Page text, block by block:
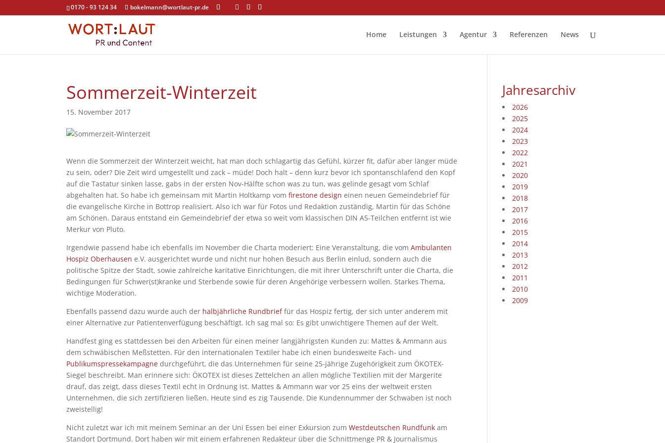
0170 - 93 124 34 bokelmann@wortlaut-pr.de
Home Leistungen Agentur Referenzen News
Sommerzeit-Winterzeit
15. November 2017
Wenn die Sommerzeit der Winterzeit weicht, hat man doch schlagartig das Gefühl, kürzer fit, dafür aber länger müde
zu sein, oder? Die Zeit wird umgestellt und zack – müde! Doch halt – denn kurz bevor ich spontanschlafend den Kopf
auf die Tastatur sinken lasse, gabs in der ersten Nov-Hälfte schon was zu tun, was gelinde gesagt vom Schlaf
abgehalten hat. So habe ich gemeinsam mit Martin Holtkamp vomfirestone design einen neuen Gemeindebrief für
die evangelische Kirche in Bottrop realisiert. Also ich war für Fotos und Redaktion zuständig, Martin für das Schöne
am Schönen. Daraus entstand ein Gemeindebrief der etwa so weit vom klassischen DIN A5-Teilchen entfernt ist wie
Merkur von Pluto.
Irgendwie passend habe ich ebenfalls im November die Charta moderiert: Eine Veranstaltung, die vomAmbulanten
Hospiz Oberhausen e.V. ausgerichtet wurde und nicht nur hohen Besuch aus Berlin einlud, sondern auch die
politische Spitze der Stadt, sowie zahlreiche karitative Einrichtungen, die mit ihrer Unterschrift unter die Charta, die
Bedingungen für Schwer(st)kranke und Sterbende sowie für deren Angehörige verbessern wollen. Starkes Thema,
wichtige Moderation.
Ebenfalls passend dazu wurde auch der halbjährliche Rundbrieffür das Hospiz fertig, der sich unter anderem mit
einer Alternative zur Patientenverfügung beschäftigt. Ich sag mal so: Es gibt unwichtigere Themen auf der Welt.
Handfest ging es stattdessen bei den Arbeiten für einen meiner langjährigsten Kunden zu: Mattes & Ammann aus
dem schwäbischen Meßstetten. Für den internationalen Textiler habe ich einen bundesweite Fach- und
Publikumspressekampagne durchgeführt, die das Unternehmen für seine 25-jährige Zugehörigkeit zum ÖKOTEX-
Siegel beschreibt. Man erinnere sich: ÖKOTEX ist dieses Zettelchen an allen mögliche Textilien mit der Margerite
drauf, das zeigt, dass dieses Textil echt in Ordnung ist. Mattes & Ammann war vor 25 eins der weltweit ersten
Unternehmen, die sich zertifizieren ließen. Heute sind es zig Tausende. Die Kundennummer der Schwaben ist noch
zweistellig!
Nicht zuletzt war ich mit meinem Seminar an der Uni Essen bei einer Exkursion zumWestdeutschen Rundfunk am
Standort Dortmund. Dort haben wir mit einem erfahrenen Redakteur über die Schnittmenge PR & Journalismus
Jahresarchiv
2026
2025
2024
2023
2022
2021
2020
2019
2018
2017
2016
2015
2014
2013
2012
2011
2010
2009